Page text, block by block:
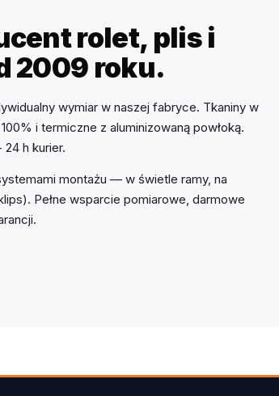
rolet, plis i
2009 roku.
wymiar w naszej fabryce. Tkaniny w
i termiczne z aluminizowaną powłoką.
h kurier.
montażu — w świetle ramy, na
Pełne wsparcie pomiarowe, darmowe